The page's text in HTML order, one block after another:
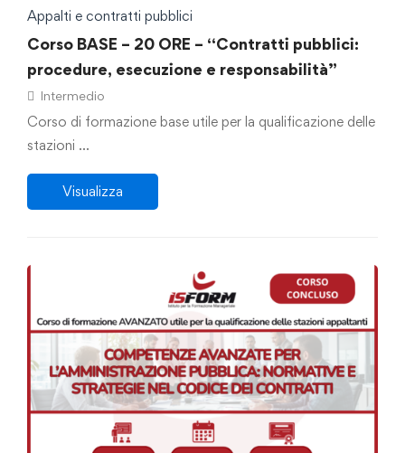
Appalti e contratti pubblici
Corso BASE – 20 ORE – “Contratti pubblici:
procedure, esecuzione e responsabilità”
Intermedio
Corso di formazione base utile per la qualificazione delle
stazioni …
Visualizza